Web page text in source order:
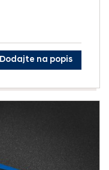
Dodajte na popis